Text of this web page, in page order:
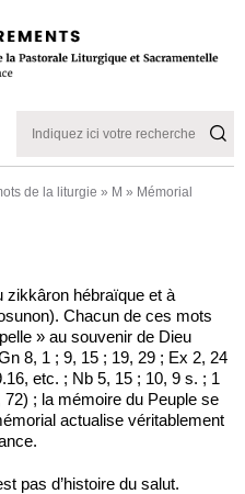
de la liturgie » M » Mémorial
zikkâron hébraïque et à
Chacun de ces mots
» au souvenir de Dieu
8, 1 ; 9, 15 ; 19, 29 ; Ex 2, 24
etc. ; Nb 5, 15 ; 10, 9 s. ; 1
; la mémoire du Peuple se
actualise véritablement
pas d’histoire du salut.